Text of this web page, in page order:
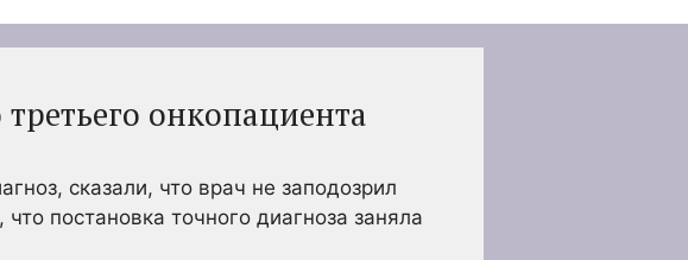
онкопациента
сказали, что врач не заподозрил
что постановка точного диагноза заняла